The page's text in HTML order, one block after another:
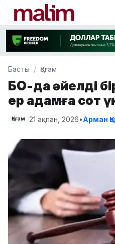
Басты Қоғам
БҚО-да әйелді
ер адамға сот
Қоғам 21 ақпан, 2026•Арман